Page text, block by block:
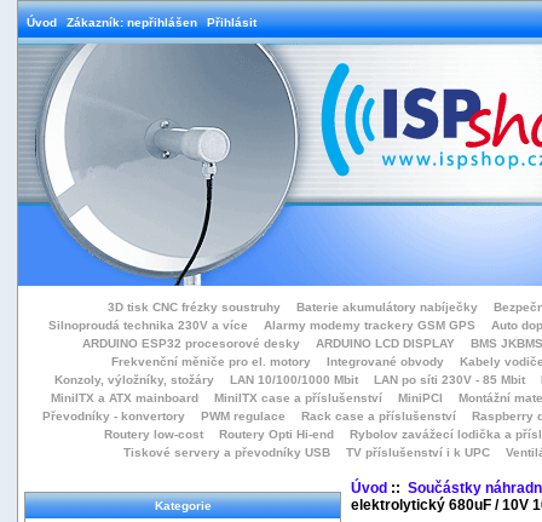
Úvod Zákazník: nepřihlášen Přihlásit
3D tisk CNC frézky soustruhy Baterie akumulátory nabíječky
Silnoproudá technika 230V a více
Alarmy modemy trackery GSM GPS
Auto
ARDUINO ESP32 procesorové desky
ARDUINO LCD DISPLAY
BMS
Frekvenční měniče pro el. motory
Integrované obvody
Kabely
Konzoly, výložníky, stožáry
LAN 10/100/1000 Mbit LAN po síti 230V - 85 Mbit
MiniITX a ATX mainboard
MiniITX case a příslušenství MiniPCI
Montážní
Převodníky - konvertory
PWM regulace Rack case a příslušenství
Raspberry
Routery low-cost
Routery Opti Hi-end
Rybolov zavážecí lodička a přísl
Tiskové servery a převodníky USB
TV příslušenství i k UPC
Kategorie
Úvod:: Součástky
elektrolytický 680uF / 10V